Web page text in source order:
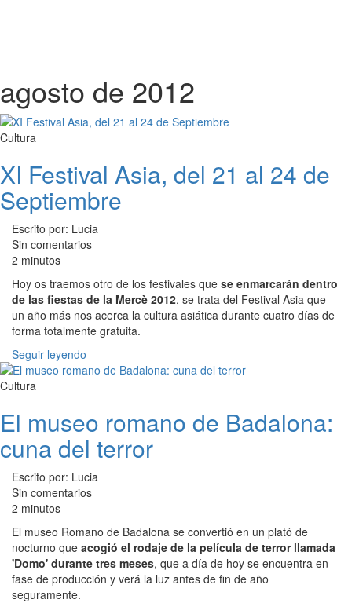
agosto de 2012
Cultura
XI Festival Asia, del 21 al 24 de
Septiembre
Escrito por: Lucia
Sin comentarios
2 minutos
Hoy os traemos otro de los festivales que se enmarcarán dentro
de las fiestas de la Mercè 2012, se trata del Festival Asia que
un año más nos acerca la cultura asiática durante cuatro días de
forma totalmente gratuita.
Seguir leyendo
Cultura
El museo romano de Badalona:
cuna del terror
Escrito por: Lucia
Sin comentarios
2 minutos
El museo Romano de Badalona se convertió en un plató de
nocturno que acogió el rodaje de la película de terror llamada
'Domo' durante tres meses, que a día de hoy se encuentra en
fase de producción y verá la luz antes de fin de año
seguramente.